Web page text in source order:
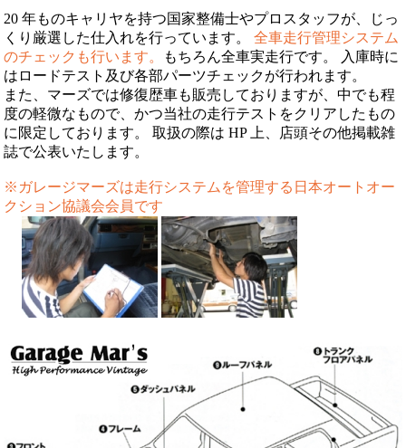
20 年ものキャリヤを持つ国家整備士やプロスタッフが、じっ
くり厳選した仕入れを行っています。全車走行管理システム
のチェックも行います。
もちろん全車実走行です。 入庫時に
はロードテスト及び各部パーツチェックが行われます。
また、マーズでは修復歴車も販売しておりますが、中でも程
度の軽微なもので、かつ当社の走行テストをクリアしたもの
に限定しております。 取扱の際は HP 上、店頭その他掲載雑
誌で公表いたします。
※ガレージマーズは走行システムを管理する日本オートオー
クション協議会会員です